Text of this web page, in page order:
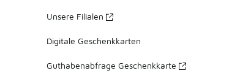
Unsere Filialen
Digitale Geschenkkarten
Guthabenabfrage Geschenkkarte